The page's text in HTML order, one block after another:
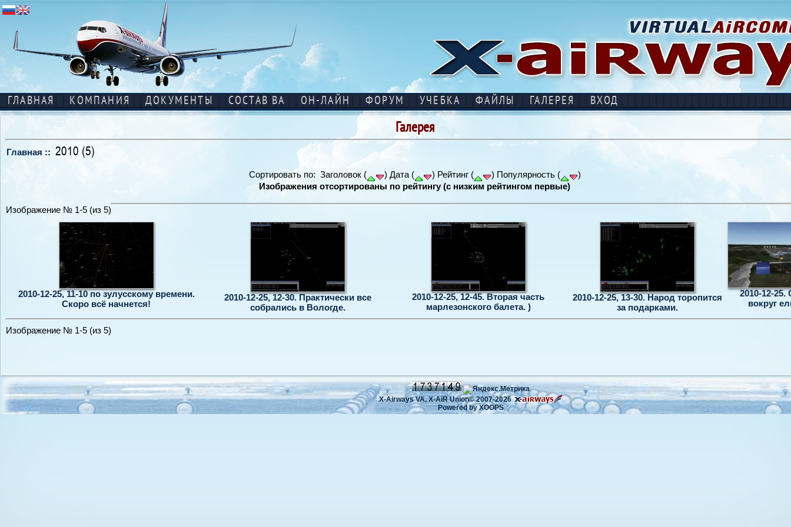
ГЛАВНАЯ КОМПАНИЯ ДОКУМЕНТЫ СОСТАВ ВА ОН-ЛАЙН ФОРУМ УЧЕБКА ФАЙЛЫ ГАЛЕРЕЯ ВХОД
Галерея
Главная :: 2010 (5)
Сортировать по: Заголовок ( ) Дата ( ) Рейтинг ( ) Популярность (
)
Изображения отсортированы по рейтингу (с низким рейтингом первые)
Изображение № 1-5 (из 5)
2010-12-25, 11-10 по зулусскому времени.
Скоро всё начнется!
2010-12-25, 12-30. Практически все
собрались в Вологде.
2010-12-25, 12-45. Вторая часть
марлезонского балета. )
2010-12-25, 13-30. Народ торопится
за подарками.
2010-12-25.
вокруг
Изображение № 1-5 (из 5)
X-Airways VA,X-AiR Union©2007-2026
Powered byXOOPS